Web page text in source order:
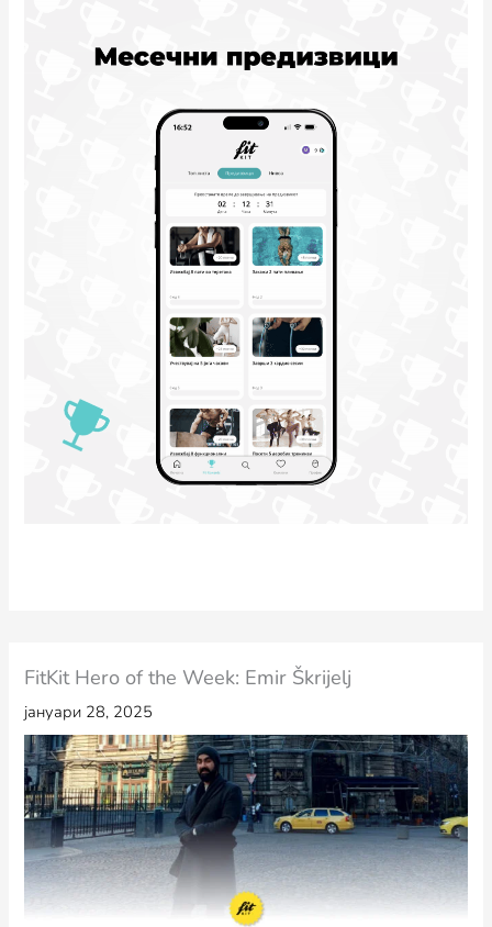
FitKit Hero of the Week: Emir Škrijelj
јануари 28, 2025